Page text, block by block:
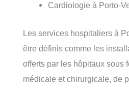
Cardiologie à Porto-
Les services hospitaliers à
être définis comme les
offerts par les hôpitaux sous
médicale et chirurgicale, de